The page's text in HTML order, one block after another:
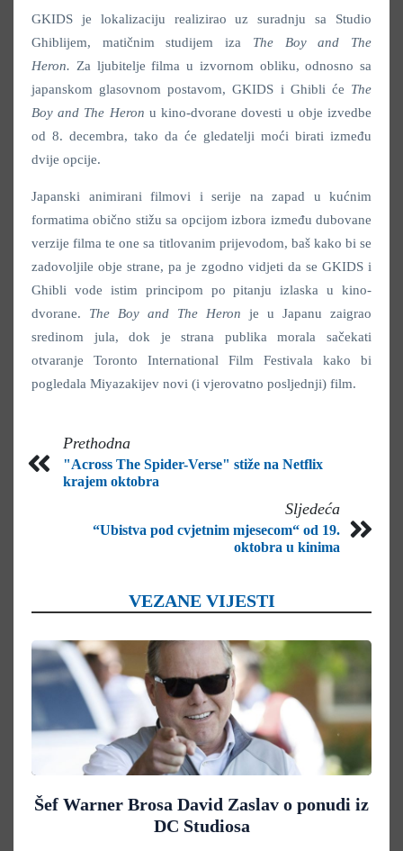
GKIDS je lokalizaciju realizirao uz suradnju sa Studio
Ghiblijem, matičnim studijem iza The Boy and The
Heron. Za ljubitelje filma u izvornom obliku, odnosno sa
japanskom glasovnom postavom, GKIDS i Ghibli će The
Boy and The Heron u kino-dvorane dovesti u obje izvedbe
od 8. decembra, tako da će gledatelji moći birati između
dvije opcije.
Japanski animirani filmovi i serije na zapad u kućnim
formatima obično stižu sa opcijom izbora između dubovane
verzije filma te one sa titlovanim prijevodom, baš kako bi se
zadovoljile obje strane, pa je zgodno vidjeti da se GKIDS i
Ghibli vode istim principom po pitanju izlaska u kino-
dvorane. The Boy and The Heron je u Japanu zaigrao
sredinom jula, dok je strana publika morala sačekati
otvaranje Toronto International Film Festivala kako bi
pogledala Miyazakijev novi (i vjerovatno posljednji) film.
Prethodna
"Across The Spider-Verse" stiže na Netflix
krajem oktobra
Sljedeća
“Ubistva pod cvjetnim mjesecom“ od 19.
oktobra u kinima
VEZANE VIJESTI
Šef Warner Brosa David Zaslav o ponudi iz
DC Studiosa